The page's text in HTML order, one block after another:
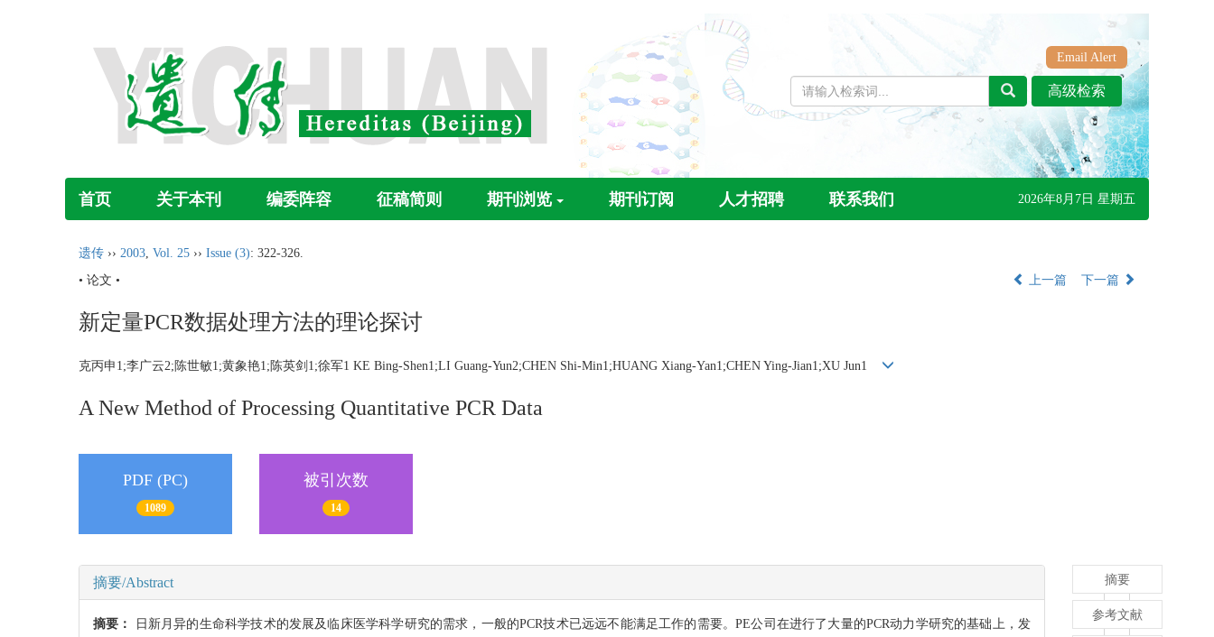
Email Alert
首页 关于本刊 编委阵容 征稿简则 期刊浏览 期刊订阅 人才招聘 联系我们 2026年8月7日 星期五
遗传 ›› 2003, Vol. 25 ›› Issue (3): 322-326.
• 论文 •
上一篇 下一篇
新定量PCR数据处理方法的理论探讨
克丙申1;李广云2;陈世敏1;黄象艳1;陈英剑1;徐军1 KE Bing-Shen1;LI Guang-Yun2;CHEN Shi-Min1;HUANG Xiang-Yan1;CHEN Ying-Jian1;XU Jun1
A New Method of Processing Quantitative PCR Data
PDF (PC)
1089
被引次数
14
摘要/Abstract
摘要：
日新月异的生命科学技术的发展及临床医学科学研究的需求，一般的PCR技术已远远不能满足工作的需要。PE公司在进行了大量的PCR动力学研究的基础上，发
摘要
参考文献